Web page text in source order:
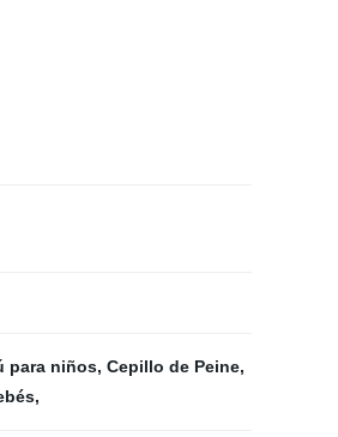
para niños, Cepillo de Peine,
,